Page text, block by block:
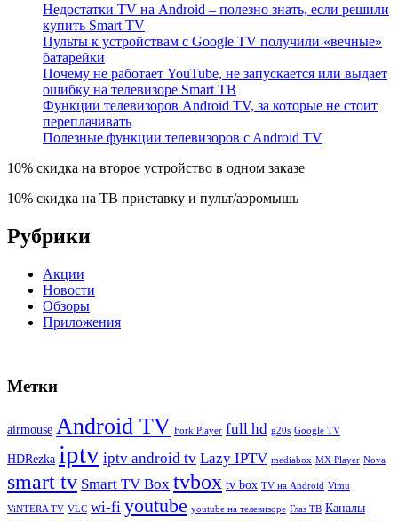
Недостатки TV на Android – полезно знать, если решили
купить Smart TV
Пульты к устройствам с Google TV получили «вечные»
батарейки
Почему не работает YouTube, не запускается или выдает
ошибку на телевизоре Smart TВ
Функции телевизоров Android TV, за которые не стоит
переплачивать
Полезные функции телевизоров c Android TV
10% скидка на второе устройство в одном заказе
10% скидка на ТВ приставку и пульт/аэромышь
Рубрики
Акции
Новости
Обзоры
Приложения
Метки
airmouse Android TV Fork Player full hd g20s Google TV
HDRezka iptv iptv android tv Lazy IPTV mediabox MX Player Nova
smart tv Smart TV Box tvbox tv box TV на Android Vimu
ViNTERA TV VLC wi-fi youtube youtube на телевизоре Глаз ТВ Каналы